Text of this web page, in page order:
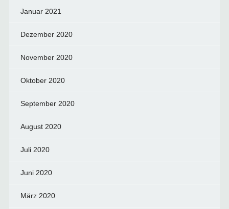
Januar 2021
Dezember 2020
November 2020
Oktober 2020
September 2020
August 2020
Juli 2020
Juni 2020
März 2020